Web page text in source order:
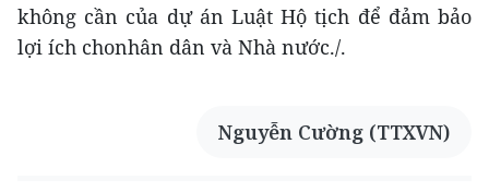
không cần của dự án Luật Hộ tịch để đảm bảo
lợi ích chonhân dân và Nhà nước./.
Nguyễn Cường (TTXVN)